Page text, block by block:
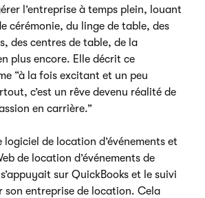
l’entreprise à temps plein, louant
cérémonie, du linge de table, des
des centres de table, de la
plus encore. Elle décrit ce
“à la fois excitant et un peu
c’est un rêve devenu réalité de
en carrière.”
logiciel de location d’événements et
de location d’événements de
sur QuickBooks et le suivi
son entreprise de location. Cela